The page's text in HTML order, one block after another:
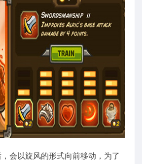
会以旋风的形式向前移动，为了